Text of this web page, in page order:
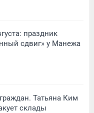
праздник
сдвиг» у Манежа
Татьяна Ким
склады